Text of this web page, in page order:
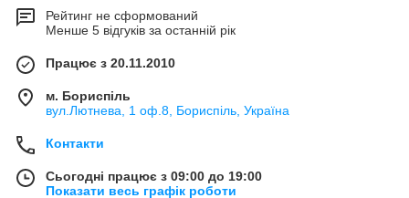
Рейтинг не сформований
Менше 5 відгуків за останній рік
Працює з 20.11.2010
м. Бориспіль
вул.Лютнева, 1 оф.8, Бориспіль, Україна
Контакти
Сьогодні працює з 09:00 до 19:00
Показати весь графік роботи